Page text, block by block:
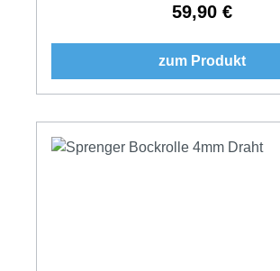
Regulärer Preis:
59,90 €
zum Produkt